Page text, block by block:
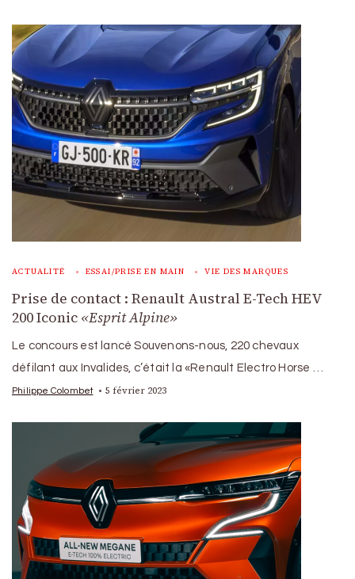
ACTUALITÉ ESSAI/PRISE EN MAIN VIE DES MARQUES
Prise de contact : Renault Austral E-Tech HEV
200 Iconic «Esprit Alpine»
Le concours est lancé Souvenons-nous, 220 chevaux
défilant aux Invalides, c’était la «Renault Electro Horse …
Philippe Colombet 5 février 2023